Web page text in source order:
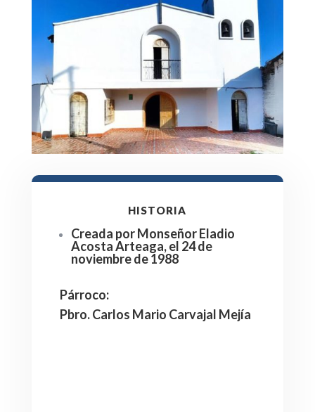
HISTORIA
Creada por Monseñor Eladio
Acosta Arteaga, el 24 de
noviembre de 1988
Párroco:
Pbro. Carlos Mario Carvajal Mejía